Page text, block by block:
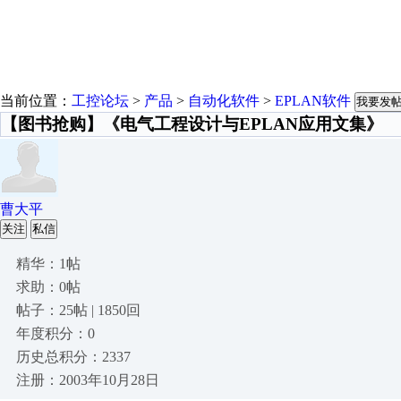
当前位置： 工控论坛 > 产品 > 自动化软件 > EPLAN软件 我要发
【图书抢购】《电气工程设计与EPLAN应用文集》
曹大平
关注 私信
精华：1帖
求助：0帖
帖子：25帖 | 1850回
年度积分：0
历史总积分：2337
注册：2003年10月28日